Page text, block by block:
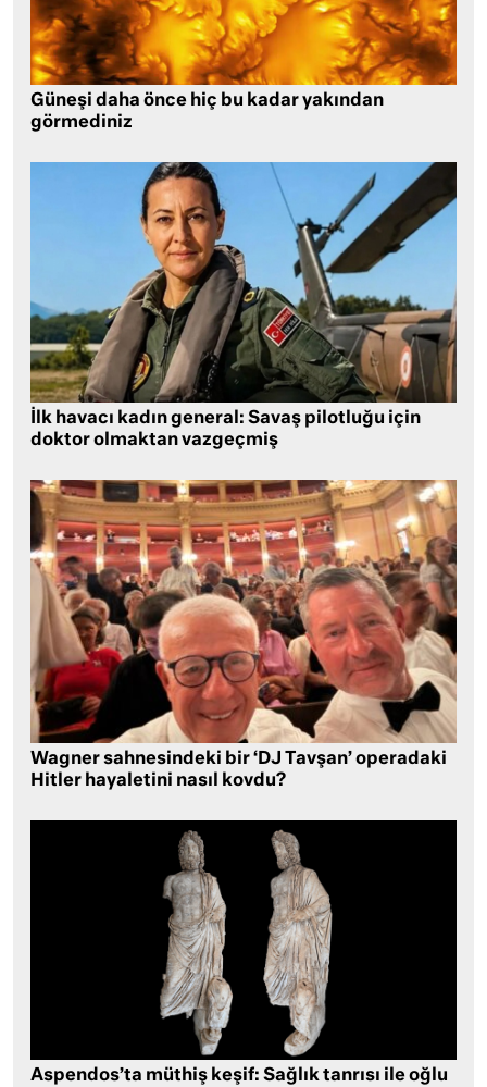
Güneşi daha önce hiç bu kadar yakından
görmediniz
İlk havacı kadın general: Savaş pilotluğu için
doktor olmaktan vazgeçmiş
Wagner sahnesindeki bir ‘DJ Tavşan’ operadaki
Hitler hayaletini nasıl kovdu?
Aspendos’ta müthiş keşif: Sağlık tanrısı ile oğlu